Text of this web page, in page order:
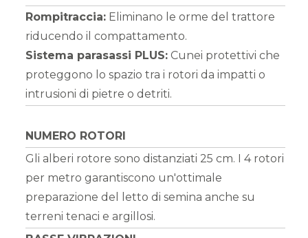
Rompitraccia: Eliminano le orme del trattore
riducendo il compattamento.
Sistema parasassi PLUS: Cunei protettivi che
proteggono lo spazio tra i rotori da impatti o
intrusioni di pietre o detriti.
NUMERO ROTORI
Gli alberi rotore sono distanziati 25 cm. I 4 rotori
per metro garantiscono un'ottimale
preparazione del letto di semina anche su
terreni tenaci e argillosi.